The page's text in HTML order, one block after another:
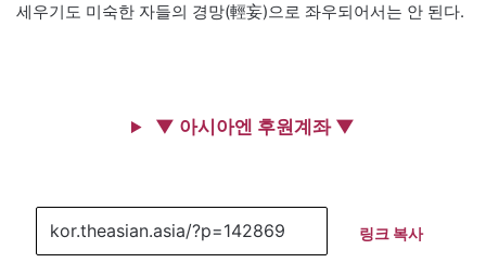
세우기도 미숙한 자들의 경망(輕妄)으로 좌우되어서는 안 된다.
▼ 아시아엔 후원계좌 ▼
링크 복사